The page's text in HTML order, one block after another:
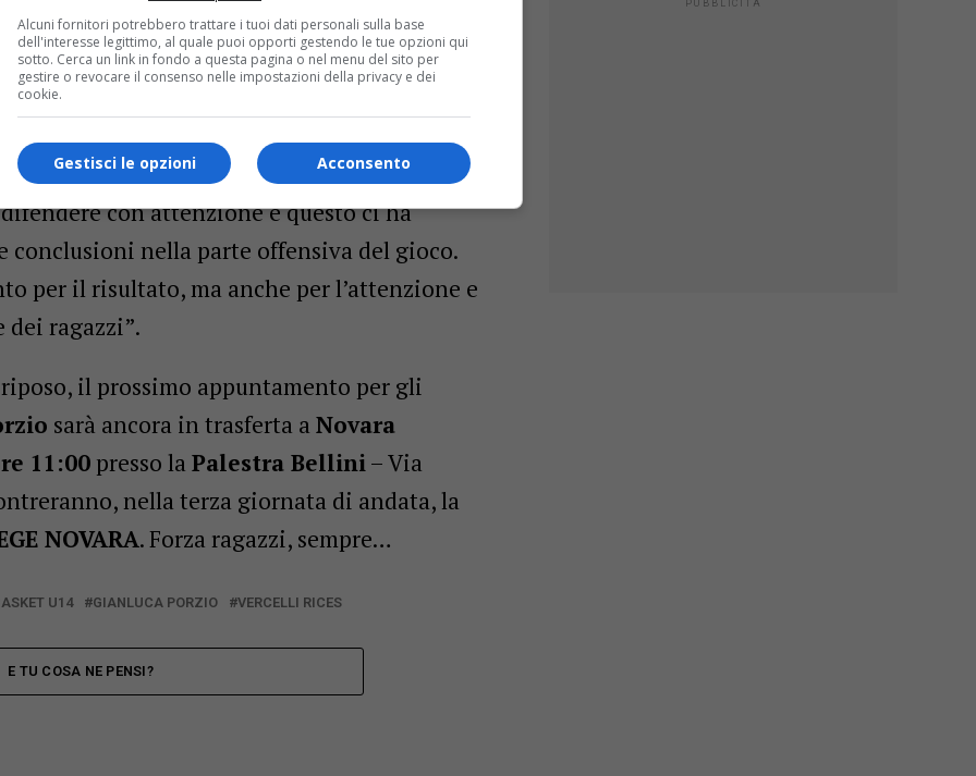
gara: “Arrivavamo da una buona settimana
partita di esordio e quel tipo di partita
devo dire che i ragazzi sono partiti
e con un’ottima energia e
ad avere un buon vantaggio. Nonostante
con attenzione e questo ci ha
conclusioni nella parte offensiva del gioco.
per il risultato, ma anche per l’attenzione e
dei ragazzi”.
il prossimo appuntamento per gli
sarà ancora in trasferta a Novara
11:00 presso la Palestra Bellini– Via
nella terza giornata di andata, la
NOVARA. Forza ragazzi, sempre…
U14 GIANLUCA PORZIO VERCELLI RICES
E TU COSA NE PENSI?
PUBBLICITÀ
Alcuni fornitori potrebbero trattare i tuoi dati personali sulla base
dell'interesse legittimo, al quale puoi opporti gestendo le tue opzioni qui
sotto. Cerca un link in fondo a questa pagina o nel menu del sito per
gestire o revocare il consenso nelle impostazioni della privacy e dei
cookie.
Acconsento
Gestisci le opzioni